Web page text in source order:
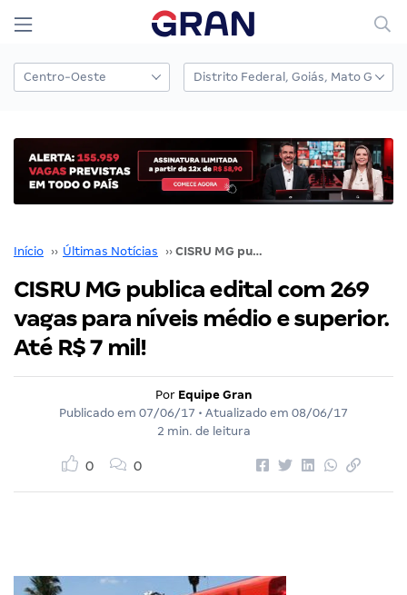
Início ›› Últimas Notícias ›› CISRU MG publica edital com 269 vagas para níveis médio e superior. Até R$ 7 mil!
CISRU MG publica edital com 269
vagas para níveis médio e superior.
Até R$ 7 mil!
Por Equipe Gran
Publicado em 07/06/17 • Atualizado em 08/06/17
2 min. de leitura
0 0